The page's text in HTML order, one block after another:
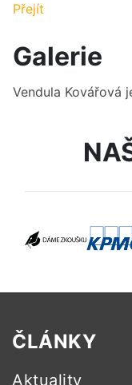
Přejít
Galerie
Vendula Kovářová
ČLÁNKY
Aktuality